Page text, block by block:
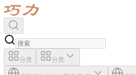
分类 分类